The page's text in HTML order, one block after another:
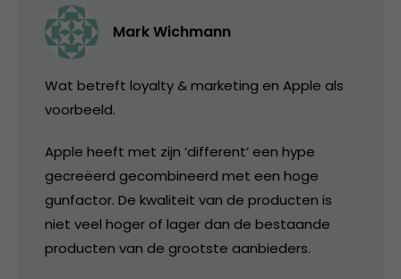
Mark Wichmann
Wat betreft loyalty & marketing en Apple als
voorbeeld.
Apple heeft met zijn ‘different’ een hype
gecreëerd gecombineerd met een hoge
gunfactor. De kwaliteit van de producten is
niet veel hoger of lager dan de bestaande
producten van de grootste aanbieders.